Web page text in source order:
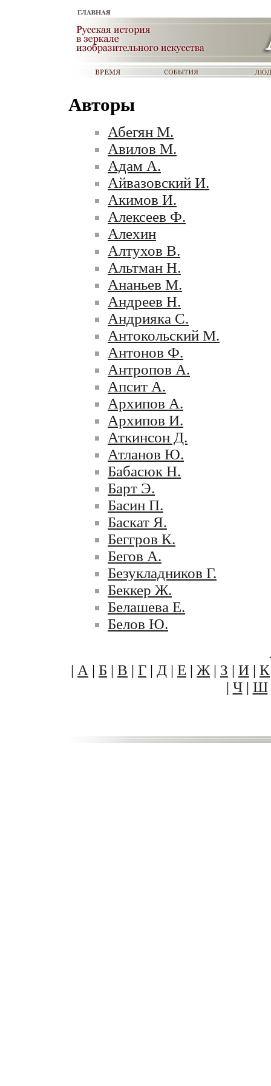
Авторы
Абегян М.
Авилов М.
Адам А.
Айвазовский И.
Акимов И.
Алексеев Ф.
Алехин
Алтухов В.
Альтман Н.
Ананьев М.
Андреев Н.
Андрияка С.
Антокольский М.
Антонов Ф.
Антропов А.
Апсит А.
Архипов А.
Архипов И.
Аткинсон Д.
Атланов Ю.
Бабасюк Н.
Барт Э.
Басин П.
Баскат Я.
Беггров К.
Бегов А.
Безукладников Г.
Беккер Ж.
Белашева Е.
Белов Ю.
| А | Б | В | Г | Д | Е | Ж | З | И | К
| Ч| Ш